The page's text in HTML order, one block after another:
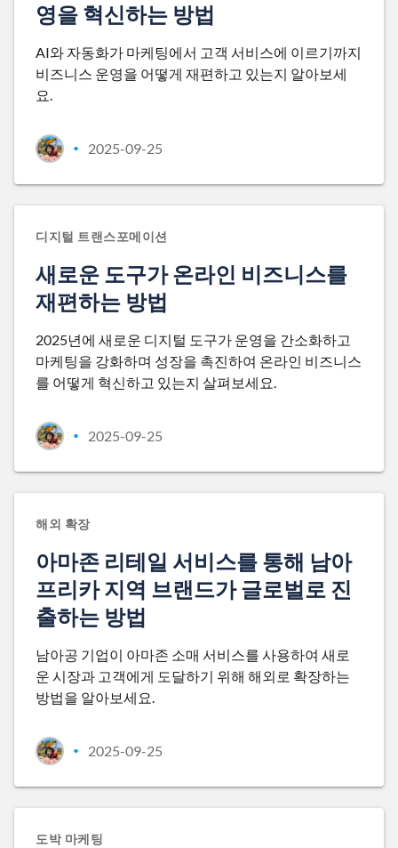
영을 혁신하는 방법
AI와 자동화가 마케팅에서 고객 서비스에 이르기까지
비즈니스 운영을 어떻게 재편하고 있는지 알아보세
요.
• 2025-09-25
디지털 트랜스포메이션
새로운 도구가 온라인 비즈니스를
재편하는 방법
2025년에 새로운 디지털 도구가 운영을 간소화하고
마케팅을 강화하며 성장을 촉진하여 온라인 비즈니스
를 어떻게 혁신하고 있는지 살펴보세요.
• 2025-09-25
해외 확장
아마존 리테일 서비스를 통해 남아
프리카 지역 브랜드가 글로벌로 진
출하는 방법
남아공 기업이 아마존 소매 서비스를 사용하여 새로
운 시장과 고객에게 도달하기 위해 해외로 확장하는
방법을 알아보세요.
• 2025-09-25
도박 마케팅